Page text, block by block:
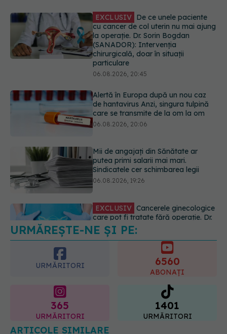
Alertă în Europa după un nou caz
de hantavirus Anzi, singura tulpină
care se transmite de la om la om
06.08.2026, 20:06
putea primi salarii mai mari.
Sindicatele cer schimbarea legii
06.08.2026, 19:26
care pot fi tratate fără operație. Dr.
Sorin Bogdan (SANADOR): Chirurgia
este indicată doar punctual, pentru
anumite categorii de paciente
EXCLUSIV Brahiterapie vs
radioterapie externă în cancerul
ginecologic. Dr. Sorin Bogdan
(SANADOR) explică diferența și
cum acționează tratamentul
URMĂREȘTE-NE ȘI PE:
URMĂRITORI
ABONAȚI
URMĂRITORI
1401
URMĂRITORI
ARTICOLE SIMILARE